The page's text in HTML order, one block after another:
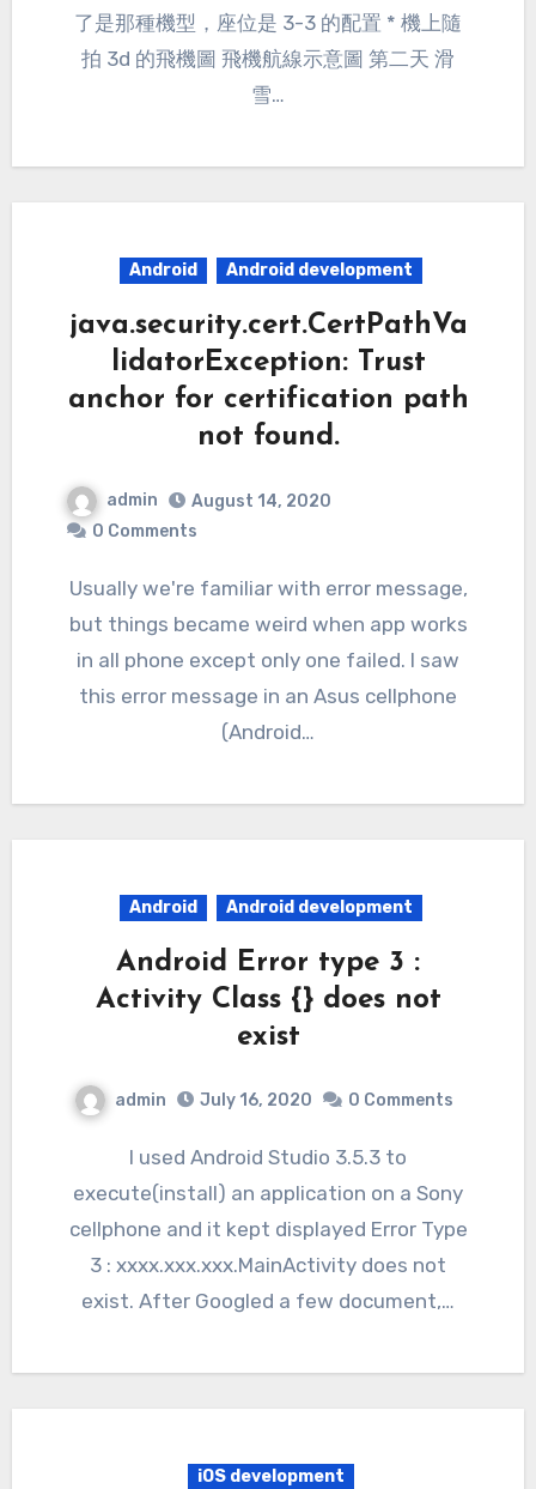
了是那種機型，座位是 3-3 的配置 * 機上隨
拍 3d 的飛機圖 飛機航線示意圖 第二天 滑
雪…
Android Android development
java.security.cert.CertPathVa
lidatorException: Trust
anchor for certification path
not found.
admin
August 14, 2020
0 Comments
Usually we're familiar with error message,
but things became weird when app works
in all phone except only one failed. I saw
this error message in an Asus cellphone
(Android…
Android Android development
Android Error type 3 :
Activity Class {} does not
exist
admin July 16, 2020 0 Comments
I used Android Studio 3.5.3 to
execute(install) an application on a Sony
cellphone and it kept displayed Error Type
3 : xxxx.xxx.xxx.MainActivity does not
exist. After Googled a few document,…
iOS development